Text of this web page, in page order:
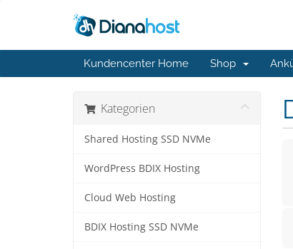
Kundencenter Home Shop
Kategorien
Shared Hosting SSD NVMe
WordPress BDIX Hosting
Cloud Web Hosting
BDIX Hosting SSD NVMe